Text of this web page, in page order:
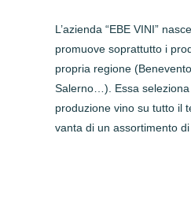
L’azienda “EBE VINI”
promuove soprattutto i
propria regione
Salerno…). Essa
produzione vino su tutto il
vanta di un assortimento